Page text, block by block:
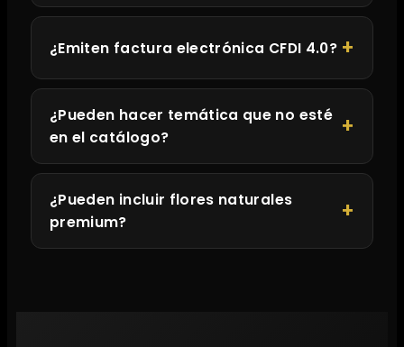
¿Emiten factura electrónica CFDI 4.0?
¿Pueden hacer temática que no esté
en el catálogo?
¿Pueden incluir flores naturales
premium?